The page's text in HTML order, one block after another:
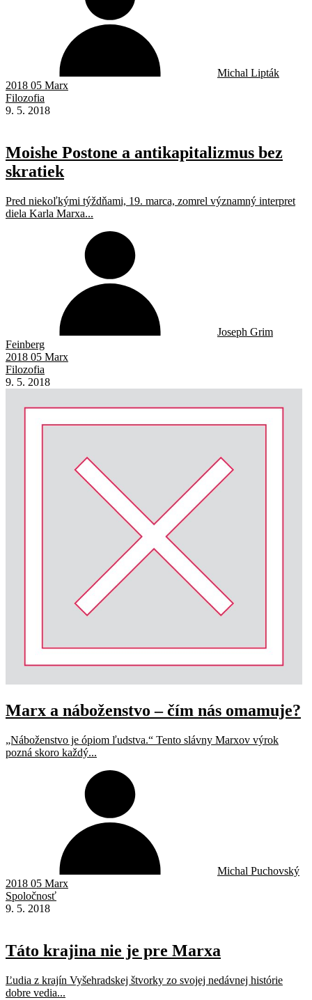
Michal Lipták
2018 05 Marx
Filozofia
9. 5. 2018
Moishe Postone a antikapitalizmus bez
skratiek
Pred niekoľkými týždňami, 19. marca, zomrel významný interpret
diela Karla Marxa...
Joseph Grim
Feinberg
2018 05 Marx
Filozofia
9. 5. 2018
Marx a náboženstvo – čím nás omamuje?
„Náboženstvo je ópiom ľudstva.“ Tento slávny Marxov výrok
pozná skoro každý...
Michal Puchovský
2018 05 Marx
Spoločnosť
9. 5. 2018
Táto krajina nie je pre Marxa
Ľudia z krajín Vyšehradskej štvorky zo svojej nedávnej histórie
dobre vedia...